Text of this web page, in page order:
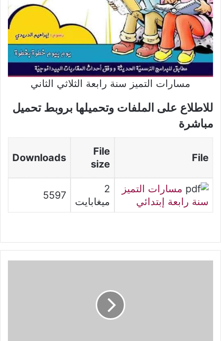
مسارات التميز سنة رابعة الثلاثي الثاني
للاطلاع على الملفات وتحميلها بروبط تحميل
مباشرة
File
File
size
Downloads
مسارات التميز
سنة رابعة إبتدائي
2
ميغابايت
5597